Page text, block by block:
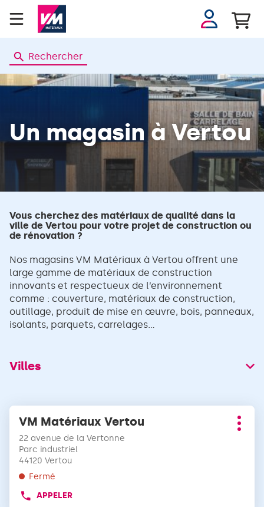
Se
connecter
Rechercher
Un magasinà Vertou
Vous cherchez des matériaux de qualité dans la
ville de Vertou pour votre projet de construction ou
de rénovation ?
Nos magasins VM Matériaux à Vertou offrent une
large gamme de matériaux de construction
innovants et respectueux de l’environnement
comme : couverture, matériaux de construction,
outillage, produit de mise en œuvre, bois, panneaux,
isolants, parquets, carrelages...
Villes
Appuyer
sur
touche
ENTRÉE
pour
obtenir
Point
de
vente
:
VM Matériaux Vertou
22 avenue de la Vertonne
Parc industriel
44120 Vertou
Fermé
APPELER
AFFICHER
Plus